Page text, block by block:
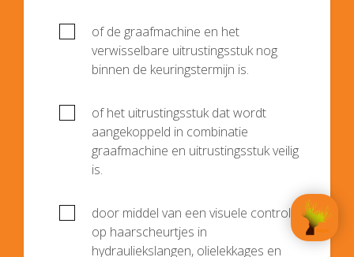
of de graafmachine en het
verwisselbare uitrustingsstuk nog
binnen de keuringstermijn is.
of het uitrustingsstuk dat wordt
aangekoppeld in combinatie
graafmachine en uitrustingsstuk veilig
is.
door middel van een visuele controle
op haarscheurtjes in
hydrauliekslangen, olielekkages en